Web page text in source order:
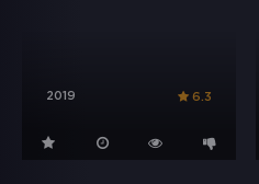
2019 6.3